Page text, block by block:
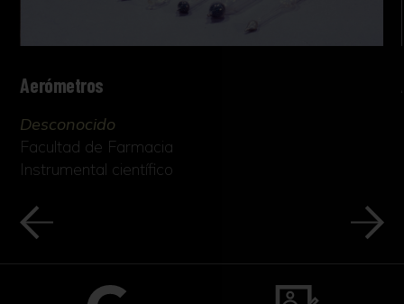
Aerómetros
Desconocido
Facultad de Farmacia
Instrumental científico